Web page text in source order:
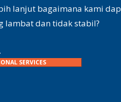
lanjut bagaimana kami
lambat dan tidak stabil?
SERVICES